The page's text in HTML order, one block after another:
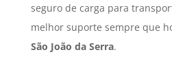
seguro de carga para
melhor suporte sempre que
São João da Serra.